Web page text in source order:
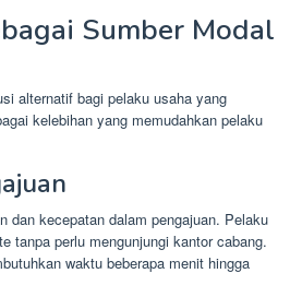
Sumber Modal
alternatif bagi pelaku usaha yang
kelebihan yang memudahkan pelaku
dan kecepatan dalam pengajuan. Pelaku
tanpa perlu mengunjungi kantor cabang.
waktu beberapa menit hingga